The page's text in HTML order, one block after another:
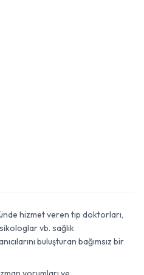
hizmet veren tıp doktorları,
vb. sağlık
buluşturan bağımsız bir